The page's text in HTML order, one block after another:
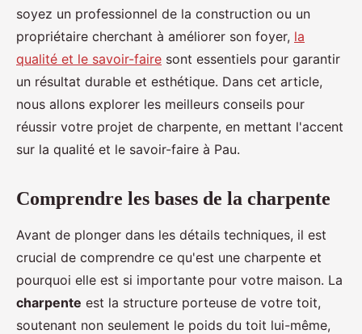
soyez un professionnel de la construction ou un
propriétaire cherchant à améliorer son foyer, la
qualité et le savoir-faire sont essentiels pour garantir
un résultat durable et esthétique. Dans cet article,
nous allons explorer les meilleurs conseils pour
réussir votre projet de charpente, en mettant l'accent
sur la qualité et le savoir-faire à Pau.
Comprendre les bases de la charpente
Avant de plonger dans les détails techniques, il est
crucial de comprendre ce qu'est une charpente et
pourquoi elle est si importante pour votre maison. La
charpente est la structure porteuse de votre toit,
soutenant non seulement le poids du toit lui-même,